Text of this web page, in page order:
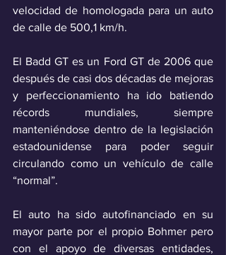
velocidad de homologada para un auto
de calle de 500,1 km/h.
El Badd GT es un Ford GT de 2006 que
después de casi dos décadas de mejoras
y perfeccionamiento ha ido batiendo
récords mundiales, siempre
manteniéndose dentro de la legislación
estadounidense para poder seguir
circulando como un vehículo de calle
“normal”.
El auto ha sido autofinanciado en su
mayor parte por el propio Bohmer pero
con el apoyo de diversas entidades,